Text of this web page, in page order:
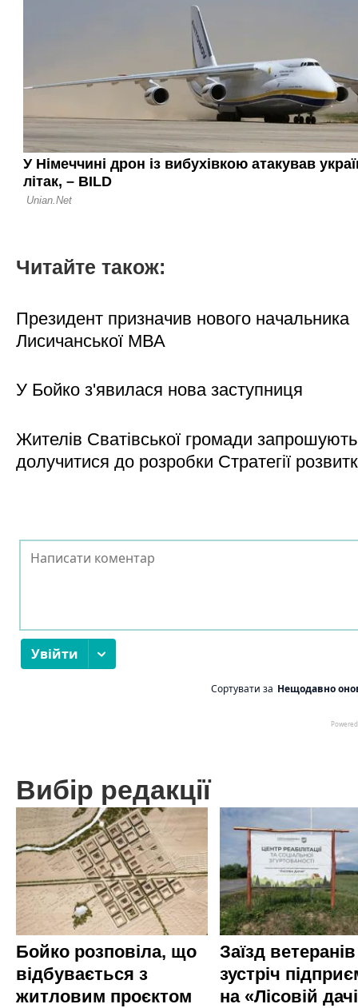
Читайте також:
Президент призначив нового начальника
Лисичанської МВА
У Бойко з'явилася нова заступниця
Жителів Сватівської громади запрошують
долучитися до розробки Стратегії
Вибір редакції
Бойко розповіла, що
відбувається з
житловим проєктом
Заїзд
зустріч
на «Лісовій